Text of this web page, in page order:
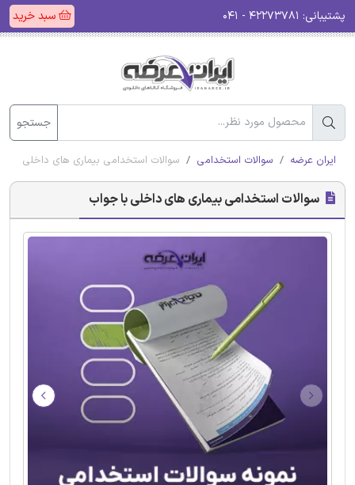
پشتیبانی: سبد خرید
جستجو
ایران عرضه سوالات استخدامی سوالات استخدامی بیماری های داخلی با
سوالات استخدامی بیماری های داخلی با جواب